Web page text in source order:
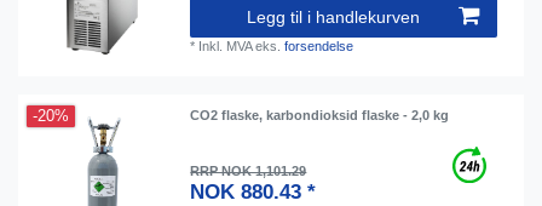
Legg til i handlekurven
* Inkl. MVAeks.forsendelse
-20% CO2 flaske, karbondioksid flaske - 2,0 kg
RRP NOK 1,101.29
NOK 880.43 *